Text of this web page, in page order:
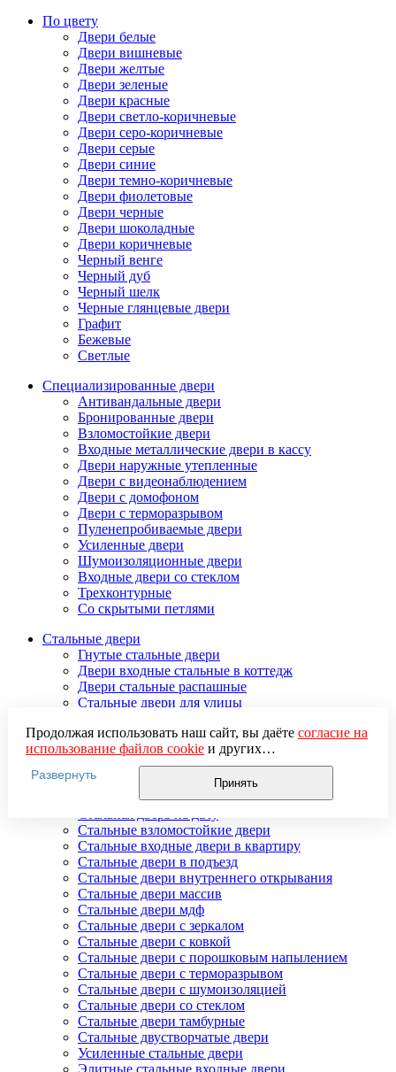
По цвету
Двери белые
Двери вишневые
Двери желтые
Двери зеленые
Двери красные
Двери светло-коричневые
Двери серо-коричневые
Двери серые
Двери синие
Двери темно-коричневые
Двери фиолетовые
Двери черные
Двери шоколадные
Двери коричневые
Черный венге
Черный дуб
Черный шелк
Черные глянцевые двери
Графит
Бежевые
Светлые
Специализированные двери
Антивандальные двери
Бронированные двери
Взломостойкие двери
Входные металлические двери в кассу
Двери наружные утепленные
Двери с видеонаблюдением
Двери с домофоном
Двери с терморазрывом
Пуленепробиваемые двери
Усиленные двери
Шумоизоляционные двери
Входные двери со стеклом
Трехконтурные
Со скрытыми петлями
Стальные двери
Гнутые стальные двери
Двери входные стальные в коттедж
Двери стальные распашные
Стальные двери для улицы
Дверь стальная двупольная
Наружные стальные двери
Недорогие стальные двери
Распродажа стальных дверей
Стальная дверь в дом
Стальные взломостойкие двери
Стальные входные двери в квартиру
Стальные двери в подъезд
Стальные двери внутреннего открывания
Стальные двери массив
Стальные двери мдф
Стальные двери с зеркалом
Стальные двери с ковкой
Стальные двери с порошковым напылением
Стальные двери с терморазрывом
Стальные двери с шумоизоляцией
Стальные двери со стеклом
Стальные двери тамбурные
Стальные двустворчатые двери
Усиленные стальные двери
Элитные стальные входные двери
Продолжая использовать наш сайт, вы даёте согласие на
использование файлов cookieи других
пользовательских данных (включая IP-адрес, сведения о
местоположении, устройстве, действиях на сайте и т. п.)
для функционирования сайта, проведения
использования систем аналитики (например,
Яндекс.Метрика), в соответствии с нашейПолитикой
обработки персональных данных.
Если вы не хотите, чтобы ваши данные обрабатывались,
настройте ограничения в браузере или покиньте сайт.
Развернуть
Принять